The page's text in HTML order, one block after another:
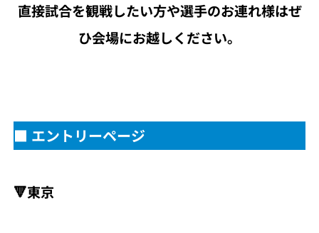
直接試合を観戦したい方や選手のお連れ様はぜ
ひ会場にお越しください。
■ エントリーページ
🔻東京